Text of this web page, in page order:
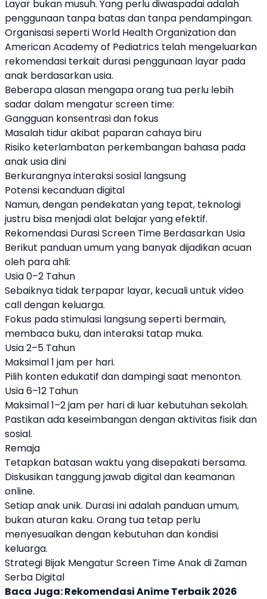
Layar bukan musuh. Yang perlu diwaspadai adalah
penggunaan tanpa batas dan tanpa pendampingan.
Organisasi sepertiWorld Health Organizationdan
American Academy of Pediatrics telah mengeluarkan
rekomendasi terkait durasi penggunaan layar pada
anak berdasarkan usia.
Beberapa alasan mengapa orang tua perlu lebih
sadar dalam mengatur screen time:
Gangguan konsentrasi dan fokus
Masalah tidur akibat paparan cahaya biru
Risiko keterlambatan perkembangan bahasa pada
anak usia dini
Berkurangnya interaksi sosial langsung
Potensi kecanduan digital
Namun, dengan pendekatan yang tepat, teknologi
justru bisa menjadi alat belajar yang efektif.
Rekomendasi Durasi Screen Time Berdasarkan Usia
Berikut panduan umum yang banyak dijadikan acuan
oleh para ahli:
Usia 0–2 Tahun
Sebaiknya tidak terpapar layar, kecuali untuk video
call dengan keluarga.
Fokus pada stimulasi langsung seperti bermain,
membaca buku, dan interaksi tatap muka.
Usia 2–5 Tahun
Maksimal 1 jam per hari.
Pilih konten edukatif dan dampingi saat menonton.
Usia 6–12 Tahun
Maksimal 1–2 jam per hari di luar kebutuhan sekolah.
Pastikan ada keseimbangan dengan aktivitas fisik dan
sosial.
Remaja
Tetapkan batasan waktu yang disepakati bersama.
Diskusikan tanggung jawab digital dan keamanan
online.
Setiap anak unik. Durasi ini adalah panduan umum,
bukan aturan kaku. Orang tua tetap perlu
menyesuaikan dengan kebutuhan dan kondisi
keluarga.
Strategi Bijak Mengatur Screen Time Anak di Zaman
Serba Digital
Baca Juga:Rekomendasi Anime Terbaik 2026